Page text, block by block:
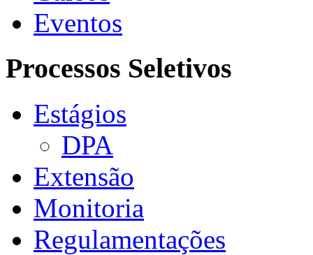
Eventos
Processos Seletivos
Estágios
DPA
Extensão
Monitoria
Regulamentações